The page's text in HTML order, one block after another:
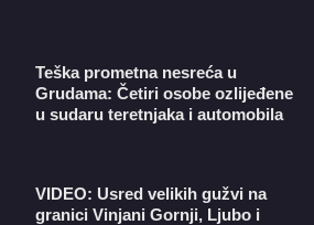
Teška prometna nesreća u
Grudama: Četiri osobe ozlijeđene
u sudaru teretnjaka i automobila
VIDEO: Usred velikih gužvi na
granici Vinjani Gornji, Ljubo i